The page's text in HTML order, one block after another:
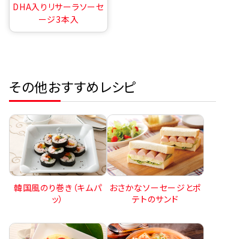
DHA入りリサーラソーセ
ージ3本入
その他おすすめレシピ
韓国風のり巻き（キムパ
ッ）
おさかなソーセージとポ
テトのサンド